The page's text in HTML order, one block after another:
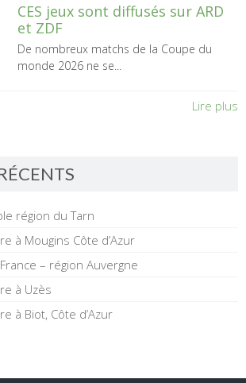
CES jeux sont diffusés sur ARD
et ZDF
De nombreux matchs de la Coupe du
monde 2026 ne se...
Lire plus
région du Tarn
à Mougins Côte d’Azur
– région Auvergne
à Uzès
à Biot, Côte d’Azur